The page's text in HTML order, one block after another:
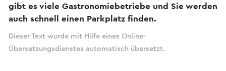
gibt es viele Gastronomiebetriebe und Sie werden
auch schnell einen Parkplatz finden.
Dieser Text wurde mit Hilfe eines Online-
Übersetzungsdienstes automatisch übersetzt.